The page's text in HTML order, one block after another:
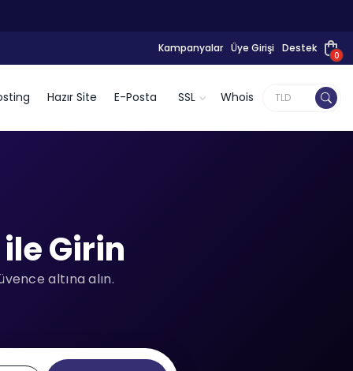
Kampanyalar Üye Girişi Destek
0
Hazır Site E-Posta SSL Whois
Girin
altına alın.